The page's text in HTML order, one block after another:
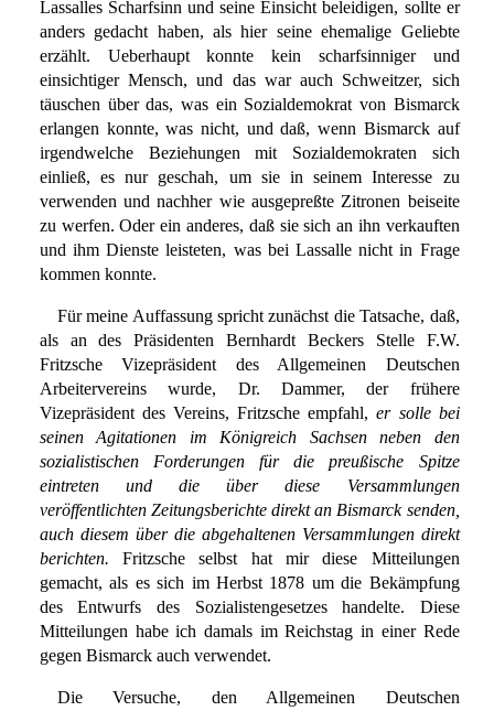
Lassalles Scharfsinn und seine Einsicht beleidigen, sollte er
anders gedacht haben, als hier seine ehemalige Geliebte
erzählt. Ueberhaupt konnte kein scharfsinniger und
einsichtiger Mensch, und das war auch Schweitzer, sich
täuschen über das, was ein Sozialdemokrat von Bismarck
erlangen konnte, was nicht, und daß, wenn Bismarck auf
irgendwelche Beziehungen mit Sozialdemokraten sich
einließ, es nur geschah, um sie in seinem Interesse zu
verwenden und nachher wie ausgepreßte Zitronen beiseite
zu werfen. Oder ein anderes, daß sie sich an ihn verkauften
und ihm Dienste leisteten, was bei Lassalle nicht in Frage
kommen konnte.
Für meine Auffassung spricht zunächst die Tatsache, daß,
als an des Präsidenten Bernhardt Beckers Stelle F.W.
Fritzsche Vizepräsident des Allgemeinen Deutschen
Arbeitervereins wurde, Dr. Dammer, der frühere
Vizepräsident des Vereins, Fritzsche empfahl,er solle bei
seinen Agitationen im Königreich Sachsen neben den
sozialistischen Forderungen für die preußische Spitze
eintreten und die über diese Versammlungen
veröffentlichten Zeitungsberichte direkt an Bismarck senden,
auch diesem über die abgehaltenen Versammlungen direkt
berichten. Fritzsche selbst hat mir diese Mitteilungen
gemacht, als es sich im Herbst 1878 um die Bekämpfung
des Entwurfs des Sozialistengesetzes handelte. Diese
Mitteilungen habe ich damals im Reichstag in einer Rede
gegen Bismarck auch verwendet.
Die Versuche, den Allgemeinen Deutschen